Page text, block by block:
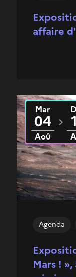
affaire
Mars !
Agenda
Du
Mar
04
Aoû
2026 au